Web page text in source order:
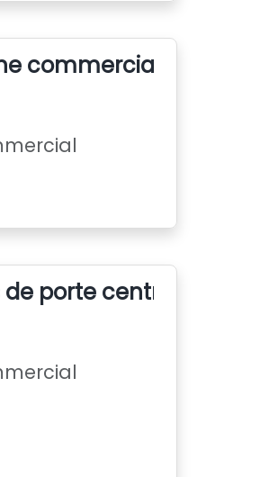
commerciale Hyper
de porte centre ville